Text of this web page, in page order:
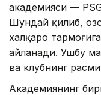
академияси —
Шундай қилиб,
халқаро
айланади. Ушбу
ва клубнинг
Академиянинг